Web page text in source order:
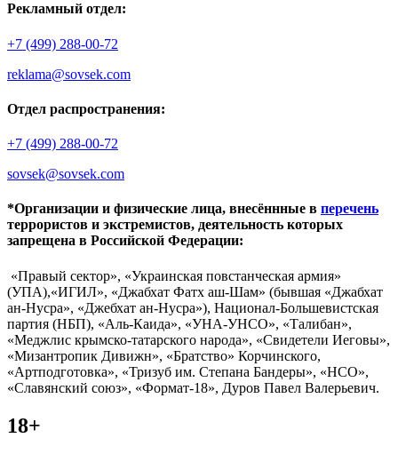
Рекламный отдел:
+7 (499) 288-00-72
reklama@sovsek.com
Отдел распространения:
+7 (499) 288-00-72
sovsek@sovsek.com
*Организации и физические лица, внесённные в перечень
террористов и экстремистов, деятельность которых
запрещена в Российской Федерации:
«Правый сектор», «Украинская повстанческая армия»
(УПА),«ИГИЛ», «Джабхат Фатх аш-Шам» (бывшая «Джабхат
ан-Нусра», «Джебхат ан-Нусра»), Национал-Большевистская
партия (НБП), «Аль-Каида», «УНА-УНСО», «Талибан»,
«Меджлис крымско-татарского народа», «Свидетели Иеговы»,
«Мизантропик Дивижн», «Братство» Корчинского,
«Артподготовка», «Тризуб им. Степана Бандеры», «НСО»,
«Славянский союз», «Формат-18», Дуров Павел Валерьевич.
18+